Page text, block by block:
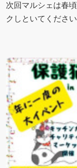
次回マルシェは春
クしといてください